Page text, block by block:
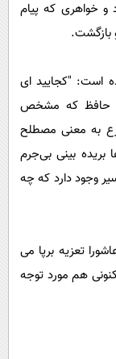
و خواهری که پیام
بازگشت.
است: "کجایید ای
حافظ که مشخص
به معنی مصطلح
بریده بینی بی‌جرم
وجود دارد که چه
تعزیه برپا می
هم مورد توجه